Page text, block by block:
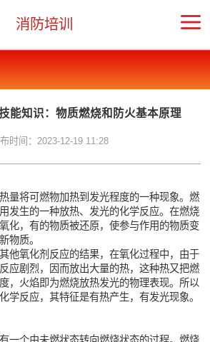
消防培训
能知识：物质燃烧和防火基本原理
时间：2023-12-19 11:28
量将可燃物加热到发光程度的一种现象。燃
发生的一种放热、发光的化学反应。在燃烧
化，有的物质被还原，使参与作用的物质变
物质。
他氧化剂反应的结果，在氧化过程中，由于
应剧烈，因而放出大量的热，这种热又把燃
，火焰即为燃烧放热发光的物理表现。所以
学反应，其特征是有热产生，有发光现象。